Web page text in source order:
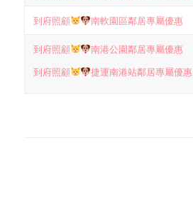
到府照顧 南軟園區鄰居專屬優惠
到府照顧
南港公園鄰居專屬優惠
到府照顧
捷運南港站鄰居專屬優惠